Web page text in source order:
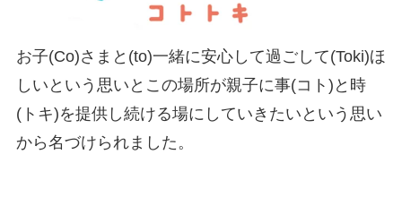
お子(Co)さまと(to)一緒に安心して過ごして(Toki)ほ
しいという思いとこの場所が親子に事(コト)と時
(トキ)を提供し続ける場にしていきたいという思い
から名づけられました。